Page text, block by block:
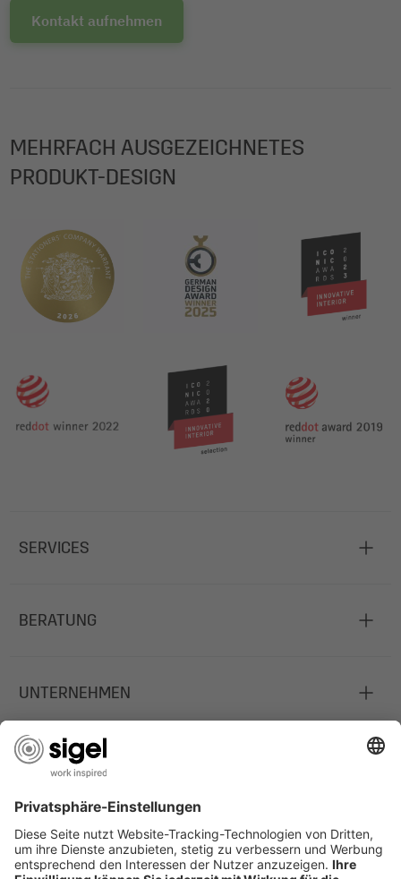
Kontakt aufnehmen
MEHRFACH AUSGEZEICHNETES
PRODUKT-DESIGN
SERVICES
BERATUNG
UNTERNEHMEN
JOBS
INFORMATIONEN